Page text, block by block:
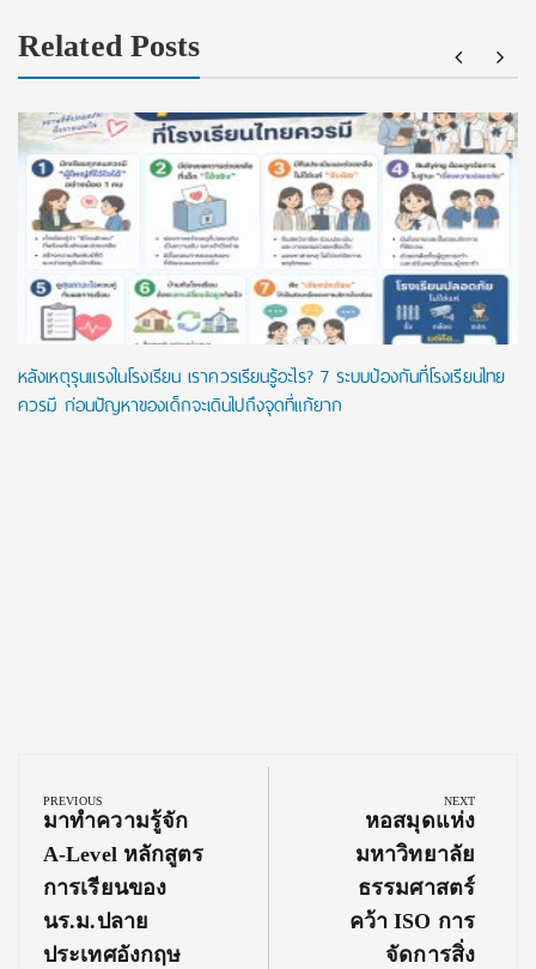
Related Posts
หลังเหตุรุนแรงในโรงเรียน เราควรเรียนรู้อะไร? 7 ระบบป้องกันที่โรงเรียนไทย
ควรมี ก่อนปัญหาของเด็กจะเดินไปถึงจุดที่แก้ยาก
navigation
PREVIOUS
Previous
Post:
มาทำความรู้จัก
A-Level หลักสูตร
การเรียนของ
นร.ม.ปลาย
ประเทศอังกฤษ
NEXT
Next
Post:
หอสมุดแห่ง
มหาวิทยาลัย
ธรรมศาสตร์
คว้า ISO การ
จัดการสิ่ง